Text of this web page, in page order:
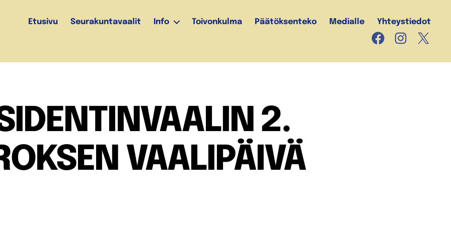
Etusivu Seurakuntavaalit Info Toivonkulma Päätöksenteko Medialle Yhteystiedot
FacebookInstagram
X
2.
VAALIPÄIVÄ